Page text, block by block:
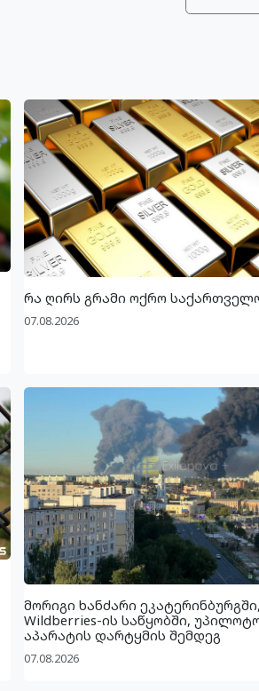
რა ღირს გრამი ოქრო
07.08.2026
მორიგი ხანძარი ეკატერინბურგში,
Wildberries-ის საწყობში,
აპარატის დარტყმის შემდეგ
07.08.2026